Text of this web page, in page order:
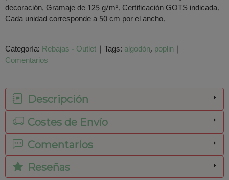
decoración. Gramaje de 125 g/m². Certificación GOTS indicada.
Cada unidad corresponde a 50 cm por el ancho.
Categoría: Rebajas - Outlet | Tags: algodón poplin |
Comentarios
Descripción
Costes de Envío
Comentarios
Reseñas